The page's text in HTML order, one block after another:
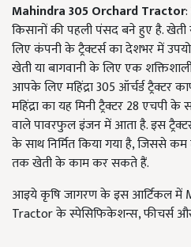
Mahindra 305 Orchard Tractor:
किसानों की पहली पंसद बने हुए है.
लिए कंपनी के ट्रैक्टर्स का देशभर में
खेती या बागवानी के लिए एक
आपके लिए महिंद्रा 305 ऑर्चर्ड ट्रैक्टर
महिंद्रा का यह मिनी ट्रैक्टर 28 एचपी
वाले पावरफुल इंजन में आता है. इस
के साथ निर्मित किया गया है, जिससे
तक खेती के काम कर सकते हैं.
आइये कृषि जागरण के इस आर्टिकल में
Tractor के स्पेसिफिकेशन्स, फीचर्स